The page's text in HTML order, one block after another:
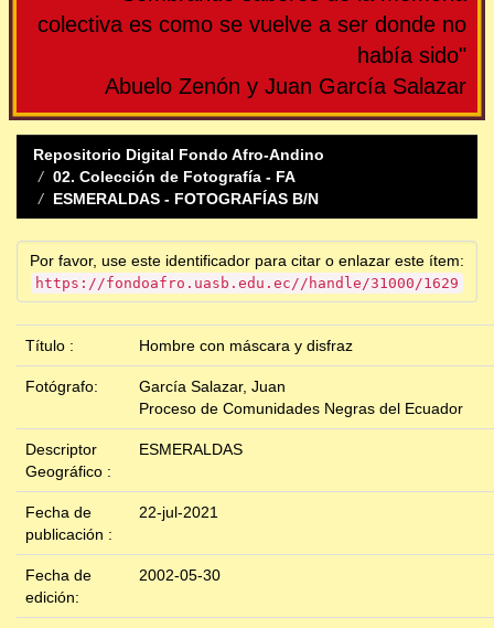
colectiva es como se vuelve a ser donde no
había sido"
Abuelo Zenón y Juan García Salazar
Repositorio Digital Fondo Afro-Andino
02. Colección de Fotografía - FA
ESMERALDAS - FOTOGRAFÍAS B/N
Por favor, use este identificador para citar o enlazar este ítem:
https://fondoafro.uasb.edu.ec//handle/31000/1629
Título : Hombre con máscara y disfraz
Fotógrafo:
García Salazar, Juan
Proceso de Comunidades Negras del Ecuador
Descriptor
Geográfico :
ESMERALDAS
Fecha de
publicación :
22-jul-2021
Fecha de
edición:
2002-05-30